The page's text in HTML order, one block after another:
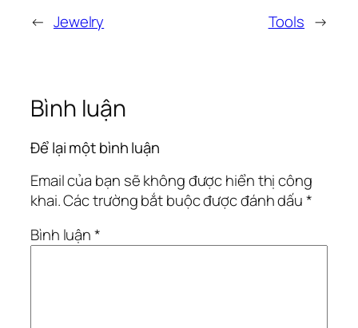
← Jewelry Tools →
Bình luận
Để lại một bình luận
Email của bạn sẽ không được hiển thị công
khai.Các trường bắt buộc được đánh dấu*
Bình luận*